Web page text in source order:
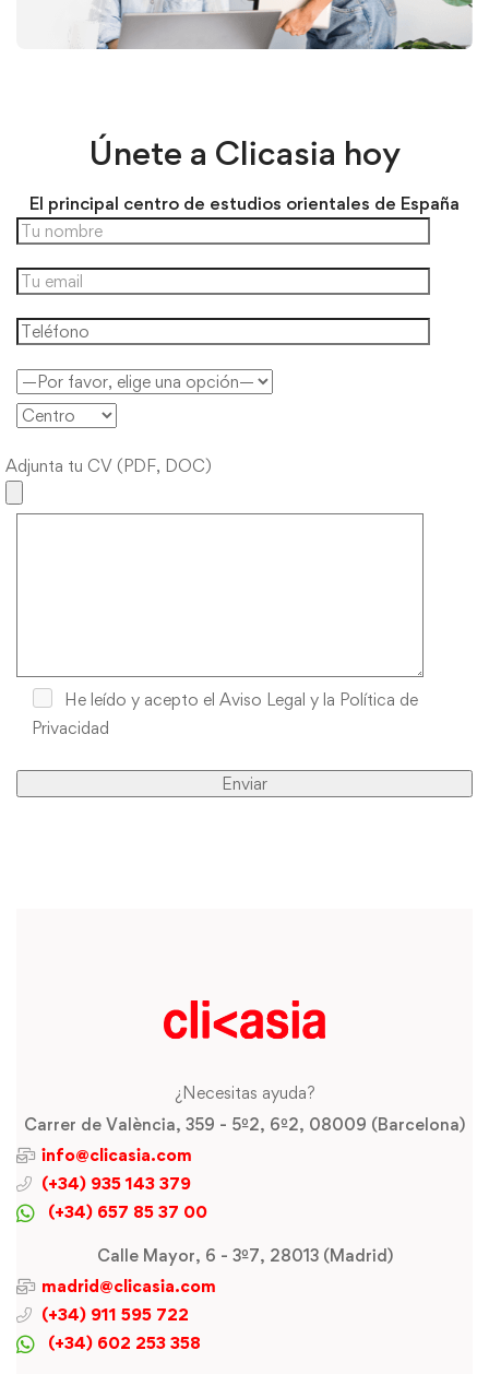
Únete a Clicasia hoy
El principal centro de estudios orientales de España
Adjunta tu CV (PDF, DOC)
He leído y acepto el Aviso Legal y la Política de
Privacidad
¿Necesitas ayuda?
Carrer de València, 359 - 5º2, 6º2, 08009 (Barcelona)
info@clicasia.com
(+34) 935 143 379
(+34) 657 85 37 00
Calle Mayor, 6 - 3º7, 28013 (Madrid)
madrid@clicasia.com
(+34) 911 595 722
(+34) 602 253 358